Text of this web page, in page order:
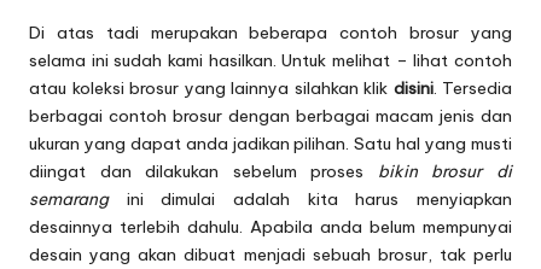
Di atas tadi merupakan beberapa contoh brosur yang
selama ini sudah kami hasilkan. Untuk melihat – lihat contoh
atau koleksi brosur yang lainnya silahkan klik disini. Tersedia
berbagai contoh brosur dengan berbagai macam jenis dan
ukuran yang dapat anda jadikan pilihan. Satu hal yang musti
diingat dan dilakukan sebelum proses bikin brosur di
semarangini dimulai adalah kita harus menyiapkan
desainnya terlebih dahulu. Apabila anda belum mempunyai
desain yang akan dibuat menjadi sebuah brosur, tak perlu